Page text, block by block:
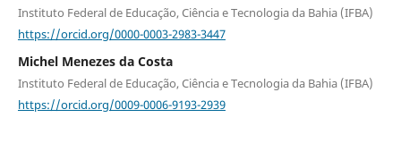
Instituto Federal de Educação, Ciência e Tecnologia da Bahia (IFBA)
https://orcid.org/0000-0003-2983-3447
Michel Menezes da Costa
Instituto Federal de Educação, Ciência e Tecnologia da Bahia (IFBA)
https://orcid.org/0009-0006-9193-2939